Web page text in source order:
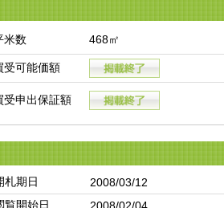
米数 468㎡
受可能価額
受申出保証額
札期日
2008/03/12
覧開始日